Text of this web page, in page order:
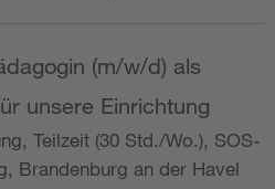
(m/w/d) als
unsere Einrichtung
Teilzeit (30 Std./Wo.), SOS-
Brandenburg an der Havel